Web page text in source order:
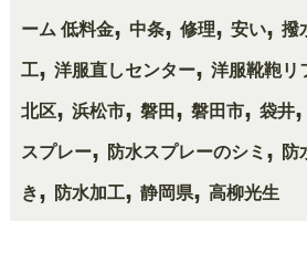
ーム 低料金, 中条, 修理, 安い, 撥
工, 洋服直しセンター, 洋服靴鞄リ
北区, 浜松市, 磐田 , 磐田市, 袋井,
スプレー, 防水スプレーのシミ , 防
き, 防水加工, 静岡県, 高柳光生